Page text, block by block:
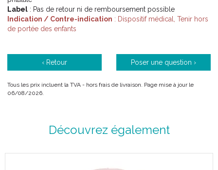
Label : Pas de retour ni de remboursement possible
Indication / Contre-indication : Dispositif médical, Tenir hors
de portée des enfants
‹ Retour Poser une question ›
Tous les prix incluent la TVA - hors frais de livraison. Page mise à jour le
06/08/2026.
Découvrez également